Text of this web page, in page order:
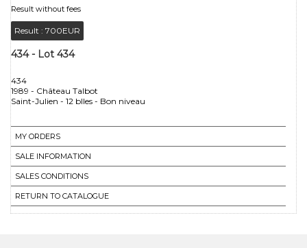
Result without fees
Result : 700EUR
434 - Lot 434
434
1989 - Château Talbot
Saint-Julien - 12 blles - Bon niveau
MY ORDERS
SALE INFORMATION
SALES CONDITIONS
RETURN TO CATALOGUE